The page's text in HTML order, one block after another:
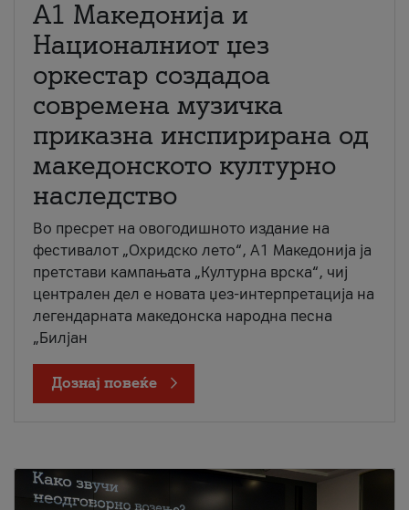
А1 Македонија и
Националниот џез
оркестар создадоа
современа музичка
приказна инспирирана од
македонското културно
наследство
Во пресрет на овогодишното издание на
фестивалот „Охридско лето“, А1 Македонија ја
претстави кампањата „Културна врска“, чиј
централен дел е новата џез-интерпретација на
легендарната македонска народна песна
„Билјан
Дознај повеќе